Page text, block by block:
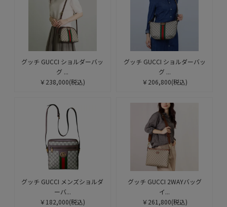
グッチ GUCCI ショルダーバッ
グ ...
￥238,000(税込)
グッチ GUCCI ショルダーバッ
グ ...
￥206,800(税込)
グッチ GUCCI メンズショルダ
ーバ...
￥182,000(税込)
グッチ GUCCI 2WAYバッグ
イ...
￥261,800(税込)